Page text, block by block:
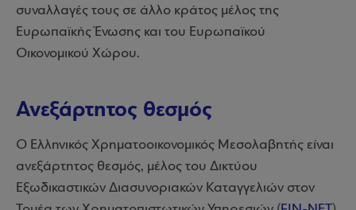
συναλλαγές τους σε άλλο κράτος μέλος της
Ευρωπαϊκής Ένωσης και του Ευρωπαϊκού
Οικονομικού Χώρου.
Ανεξάρτητος θεσμός
Ο Ελληνικός Χρηματοοικονομικός Μεσολαβητής είναι
ανεξάρτητος θεσμός, μέλος του Δικτύου
Εξωδικαστικών Διασυνοριακών Καταγγελιών στον